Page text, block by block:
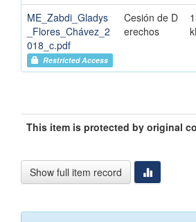
ME_Zabdi_Gladys
_Flores_Chávez_2
018_c.pdf
Restricted Access
Cesión de D
erechos
This item is protected by original
Show full item record